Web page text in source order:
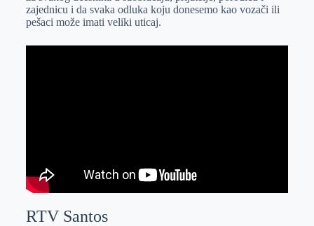
zajednicu i da svaka odluka koju donesemo kao vozači ili
pešaci može imati veliki uticaj.
RTV Santos